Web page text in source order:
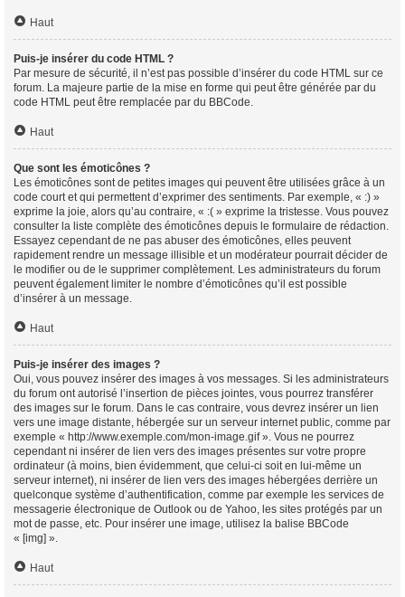
Haut
Puis-je insérer du code HTML ?
Par mesure de sécurité, il n’est pas possible d’insérer du code HTML sur ce
forum. La majeure partie de la mise en forme qui peut être générée par du
code HTML peut être remplacée par du BBCode.
Haut
Que sont les émoticônes ?
Les émoticônes sont de petites images qui peuvent être utilisées grâce à un
code court et qui permettent d’exprimer des sentiments. Par exemple, « :) »
exprime la joie, alors qu’au contraire, « :( » exprime la tristesse. Vous pouvez
consulter la liste complète des émoticônes depuis le formulaire de rédaction.
Essayez cependant de ne pas abuser des émoticônes, elles peuvent
rapidement rendre un message illisible et un modérateur pourrait décider de
le modifier ou de le supprimer complètement. Les administrateurs du forum
peuvent également limiter le nombre d’émoticônes qu’il est possible
d’insérer à un message.
Haut
Puis-je insérer des images ?
Oui, vous pouvez insérer des images à vos messages. Si les administrateurs
du forum ont autorisé l’insertion de pièces jointes, vous pourrez transférer
des images sur le forum. Dans le cas contraire, vous devrez insérer un lien
vers une image distante, hébergée sur un serveur internet public, comme par
exemple « http://www.exemple.com/mon-image.gif ». Vous ne pourrez
cependant ni insérer de lien vers des images présentes sur votre propre
ordinateur (à moins, bien évidemment, que celui-ci soit en lui-même un
serveur internet), ni insérer de lien vers des images hébergées derrière un
quelconque système d’authentification, comme par exemple les services de
messagerie électronique de Outlook ou de Yahoo, les sites protégés par un
mot de passe, etc. Pour insérer une image, utilisez la balise BBCode
« [img] ».
Haut